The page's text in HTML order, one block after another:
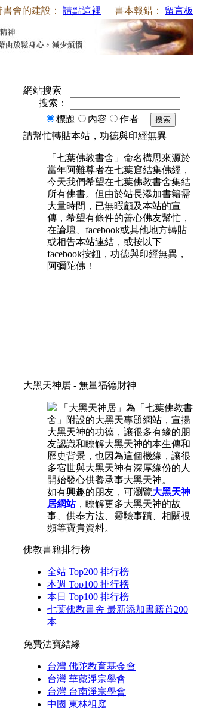
舍的建設： 請點這裡 書本報錯： 留言板
網站搜索
搜索：
標題
內容 作者 搜索
請幫忙轉貼本站，功德與印經無異
「七葉佛教書舍」命名構思來源於
當年阿難尊者在七葉窟結集佛經，
今天我們希望在七葉佛教書舍集結
所有佛書。但由於站長添加書籍需
大量時間，已無暇顧及本站的宣
傳，希望有條件的善心佛友幫忙，
在論壇、facebook或其他地方轉貼
或相告本站連結，或按以下
facebook按鈕，功德與印經無異，
阿彌陀佛！
大黑天神居 - 無量福德財神
「大黑天神居」為「七葉佛教書
舍」附設的大黑天專題網站，宣揚
大黑天神的功德，讓很多有緣的朋
友認識和瞭解大黑天神的本生傳和
歷史背景，也因為這個機緣，讓很
多宿世與大黑天神有深厚緣份的人
開始發心供養承事大黑天神。
如有興趣的朋友，可瀏覽大黑天神
居網站，瞭解更多大黑天神的故
事、供奉方法、靈驗事蹟、相關視
頻等寶貴資料。
佛教書籍排行榜
全站 Top200 排行榜
本週 Top100 排行榜
本日 Top100 排行榜
七葉佛教書舍 最新添加書籍首200
本
免費法寶結緣
台灣 佛陀教育基金會
台灣 華藏淨宗學會
台灣 台南淨宗學會
中國 東林祖庭